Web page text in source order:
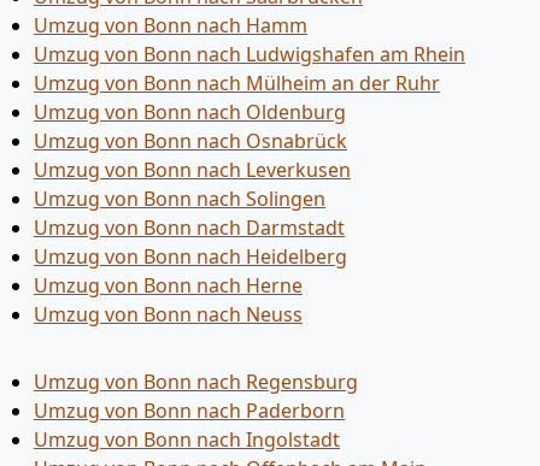
Umzug von Bonn nach Hamm
Umzug von Bonn nach Ludwigshafen am Rhein
Umzug von Bonn nach Mülheim an der Ruhr
Umzug von Bonn nach Oldenburg
Umzug von Bonn nach Osnabrück
Umzug von Bonn nach Leverkusen
Umzug von Bonn nach Solingen
Umzug von Bonn nach Darmstadt
Umzug von Bonn nach Heidelberg
Umzug von Bonn nach Herne
Umzug von Bonn nach Neuss
Umzug von Bonn nach Regensburg
Umzug von Bonn nach Paderborn
Umzug von Bonn nach Ingolstadt